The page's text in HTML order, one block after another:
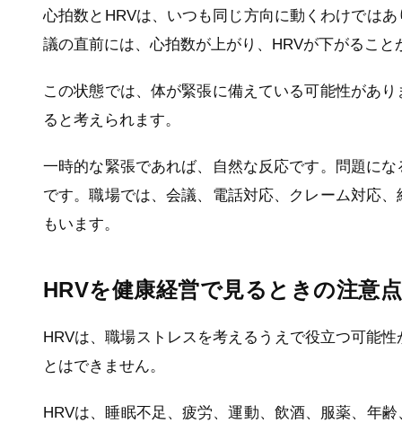
心拍数とHRVは、いつも同じ方向に動くわけでは
議の直前には、心拍数が上がり、HRVが下がること
この状態では、体が緊張に備えている可能性があ
ると考えられます。
一時的な緊張であれば、自然な反応です。問題に
です。職場では、会議、電話対応、クレーム対応
もいます。
HRVを健康経営で見るときの注意点
HRVは、職場ストレスを考えるうえで役立つ可能
とはできません。
HRVは、睡眠不足、疲労、運動、飲酒、服薬、年